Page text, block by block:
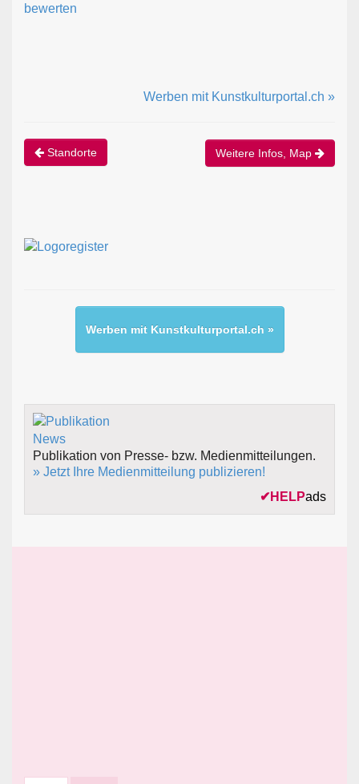
bewerten
Werben mit Kunstkulturportal.ch »
Standorte Weitere Infos, Map
Werben mit Kunstkulturportal.ch »
Publikation von Presse- bzw. Medienmitteilungen.
» Jetzt Ihre Medienmitteilung publizieren!
✔ HELPads